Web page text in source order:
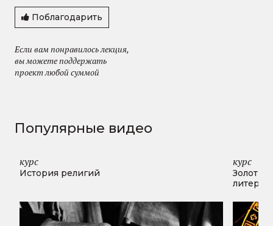
Поблагодарить
Если вам понравилось лекция,
вы можете поддержать
проект любой суммой
Популярные видео
курс
История религий
курс